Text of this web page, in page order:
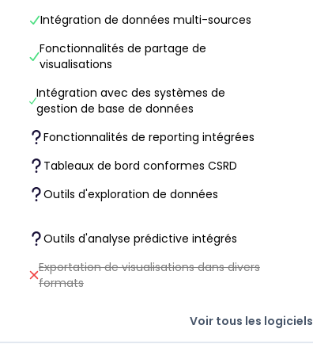
Intégration de données multi-sources
Fonctionnalités de partage de
visualisations
Intégration avec des systèmes de
gestion de base de données
Fonctionnalités de reporting intégrées
Tableaux de bord conformes CSRD
Outils d'exploration de données
Outils d'analyse prédictive intégrés
Exportation de visualisations dans divers
formats
Voir tous les logiciels